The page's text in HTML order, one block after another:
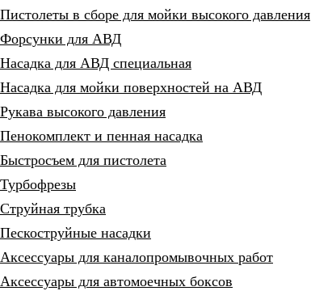
Пистолеты в сборе для мойки высокого давления
Форсунки для АВД
Насадка для АВД специальная
Насадка для мойки поверхностей на АВД
Рукава высокого давления
Пенокомплект и пенная насадка
Быстросъем для пистолета
Турбофрезы
Струйная трубка
Пескоструйные насадки
Аксессуары для каналопромывочных работ
Аксессуары для автомоечных боксов